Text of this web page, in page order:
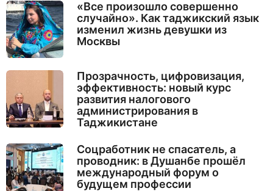
«Все произошло совершенно
случайно». Как таджикский язык
изменил жизнь девушки из
Москвы
Прозрачность, цифровизация,
эффективность: новый курс
развития налогового
администрирования в
Таджикистане
Соцработник не спасатель, а
проводник: в Душанбе прошёл
международный форум о
будущем профессии